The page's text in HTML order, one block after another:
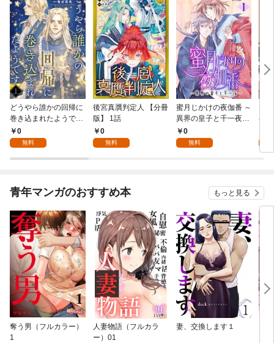
どうやら誰かの回帰に
巻き込まれたようです
【分冊版】 1話
0
無料
後宮真贋判定人 【分冊
版】 1話
0
無料
蜜月じかけの夜伽番 ～
異界の皇子と千一夜～
【分冊版】 1話
0
無料
美
界
版
青年マンガのおすすめ本 もっと見る
奪う男（フルカラー）
1
人妻物語（フルカラ
ー）01
妻、交換します１
な